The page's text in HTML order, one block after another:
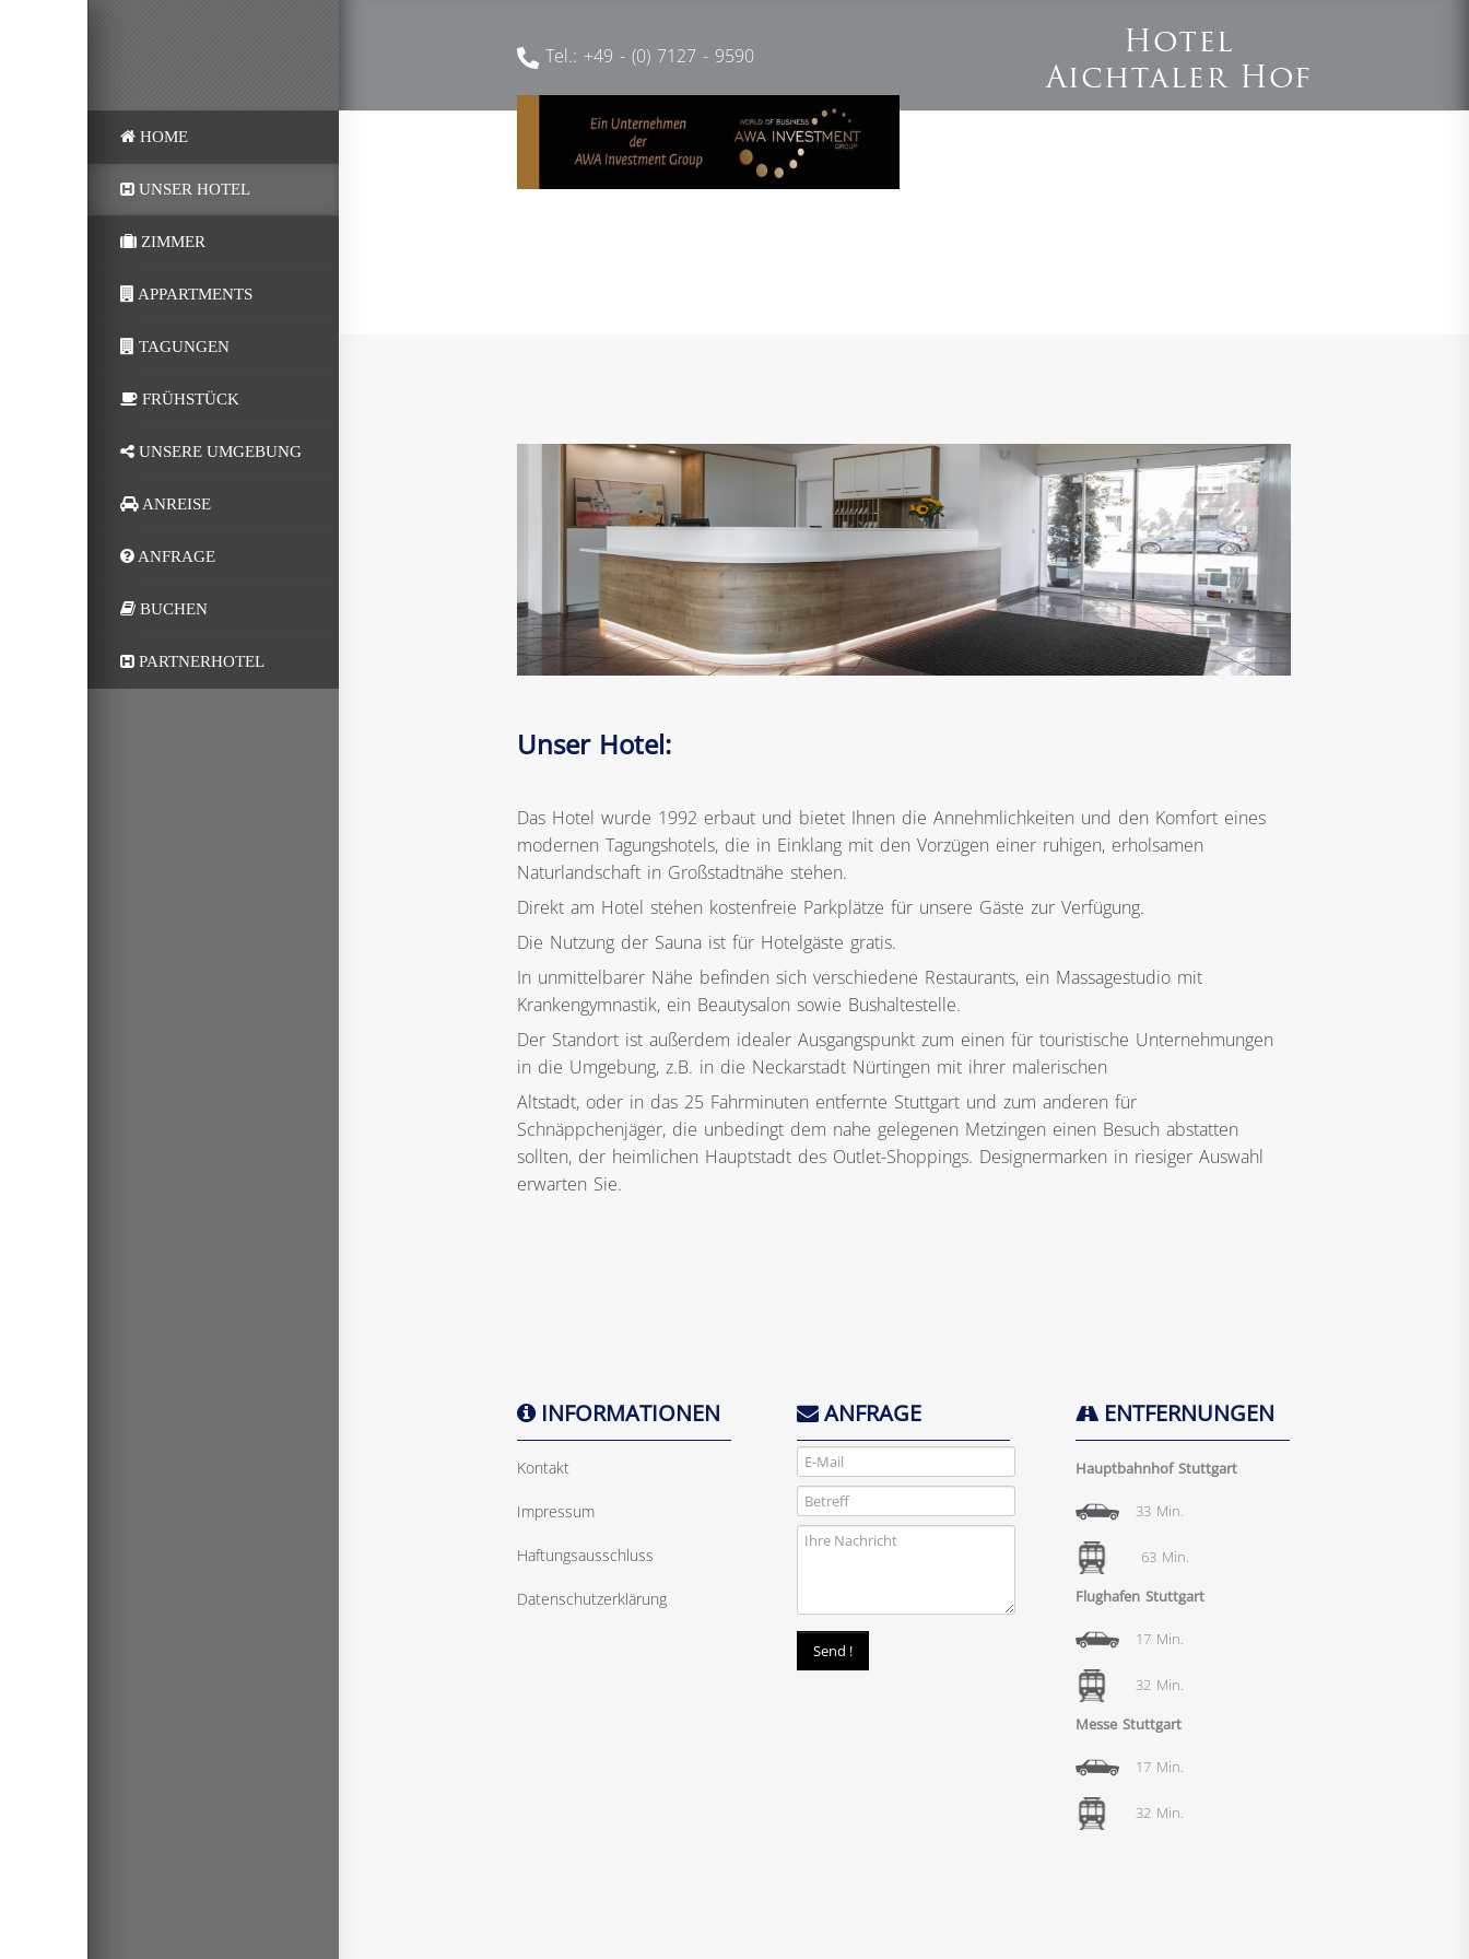
Tel.: +49 - (0) 7127 - 9590
Unser Hotel:
Das Hotel wurde 1992 erbaut und bietet Ihnen die Annehmlichkeiten und den Komfort eines
modernen Tagungshotels, die in Einklang mit den Vorzügen einer ruhigen, erholsamen
Naturlandschaft in Großstadtnähe stehen.
Direkt am Hotel stehen kostenfreie Parkplätze für unsere Gäste zur Verfügung.
Die Nutzung der Sauna ist für Hotelgäste gratis.
In unmittelbarer Nähe befinden sich verschiedene Restaurants, ein Massagestudio mit
Krankengymnastik, ein Beautysalon sowie Bushaltestelle.
Der Standort ist außerdem idealer Ausgangspunkt zum einen für touristische Unternehmungen
in die Umgebung, z.B. in die Neckarstadt Nürtingen mit ihrer malerischen
Altstadt, oder in das 25 Fahrminuten entfernte Stuttgart und zum anderen für
Schnäppchenjäger, die unbedingt dem nahe gelegenen Metzingen einen Besuch abstatten
sollten, der heimlichen Hauptstadt des Outlet-Shoppings. Designermarken in riesiger Auswahl
erwarten Sie.
INFORMATIONEN
Kontakt
Impressum
Haftungsausschluss
Datenschutzerklärung
ANFRAGE ENTFERNUNGEN
Hauptbahnhof Stuttgart
33 Min.
63 Min.
Flughafen Stuttgart
17 Min.
32 Min.
Messe Stuttgart
17 Min.
32 Min.
HOME
UNSER HOTEL
ZIMMER
APPARTMENTS
TAGUNGEN
FRÜHSTÜCK
UNSERE UMGEBUNG
ANREISE
ANFRAGE
BUCHEN
PARTNERHOTEL